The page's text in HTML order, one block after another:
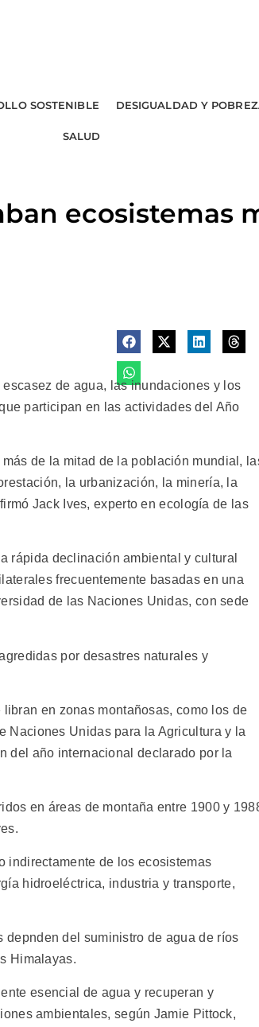
SOSTENIBLE DESIGUALDAD Y
SALUD
ecosistemas
de agua, las inundaciones y los
participan en las actividades del Año
de la mitad de la población mundial,
la urbanización, la minería, la
Jack Ives, experto en ecología de las
rápida declinación ambiental y cultural
frecuentemente basadas en una
de las Naciones Unidas, con sede
por desastres naturales y
en zonas montañosas, como los de
Naciones Unidas para la Agricultura y la
del año internacional declarado por la
en áreas de montaña entre 1900 y
indirectamente de los ecosistemas
hidroeléctrica, industria y transporte,
del suministro de agua de ríos
Himalayas.
esencial de agua y recuperan y
ambientales, según Jamie Pittock,